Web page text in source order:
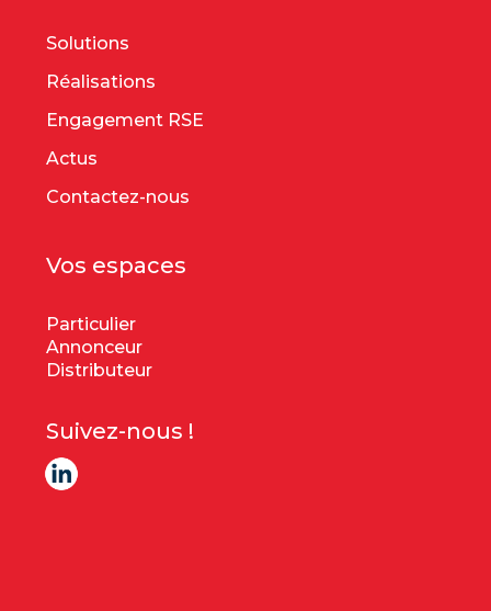
Solutions
Réalisations
Engagement RSE
Actus
Contactez-nous
Vos espaces
Particulier
Annonceur
Distributeur
Suivez-nous !